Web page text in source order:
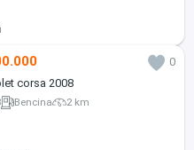
0
corsa 2008
Bencina 2 km